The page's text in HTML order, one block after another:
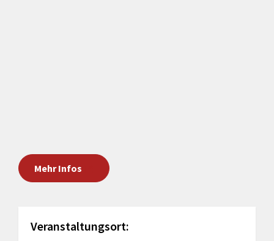
Mehr Infos
Veranstaltungsort: